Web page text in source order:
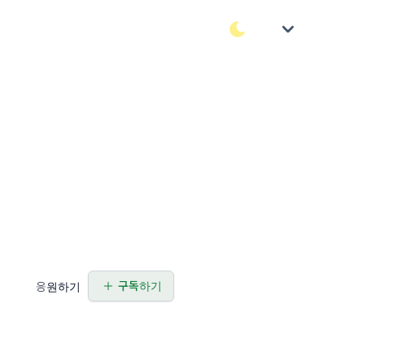
응원하기 구독하기